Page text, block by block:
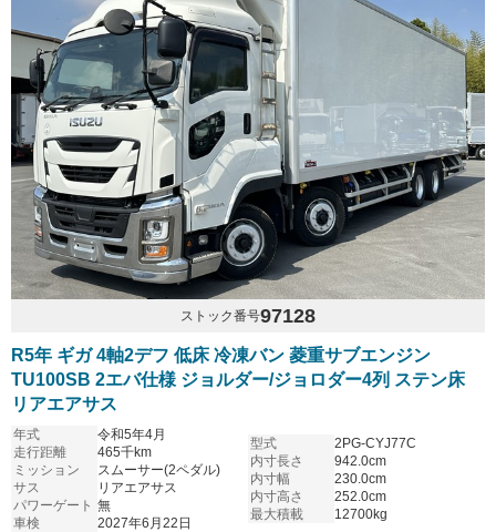
ストック番号97128
R5年 ギガ 4軸2デフ 低床 冷凍バン 菱重サブエンジン
TU100SB 2エバ仕様 ジョルダー/ジョロダー4列 ステン床
リアエアサス
年式
令和5年4月
走行距離
465千km
ミッション
スムーサー(2ペダル)
サス
リアエアサス
パワーゲート 無
車検
2027年6月22日
型式
2PG-CYJ77C
内寸長さ
942.0cm
内寸幅
230.0cm
内寸高さ
252.0cm
最大積載
12700kg